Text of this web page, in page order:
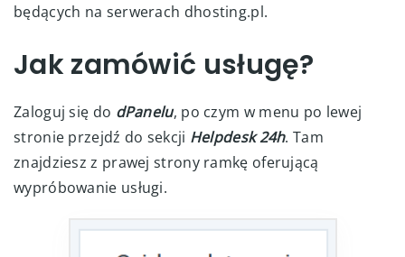
będących na serwerach dhosting.pl.
Jak zamówić usługę?
Zaloguj się do dPanelu, po czym w menu po lewej
stronie przejdź do sekcji Helpdesk 24h. Tam
znajdziesz z prawej strony ramkę oferującą
wypróbowanie usługi.